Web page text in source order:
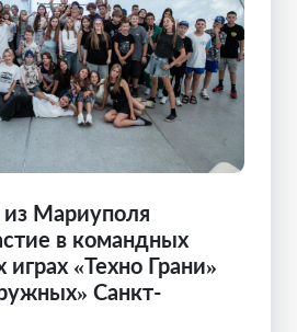
Мариуполя
в командных
«Техно Грани»
Санкт-